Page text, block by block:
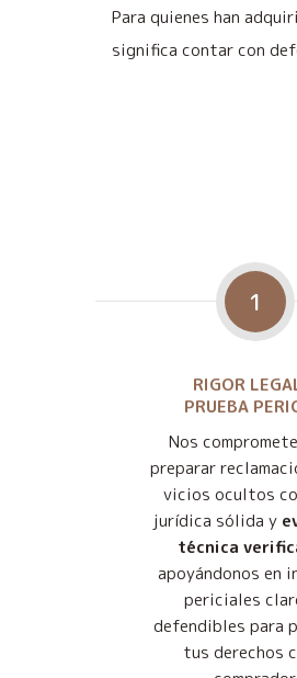
Para quienes han
significa contar con
1
RIGOR
PRUEBA
Nos
preparar
vicios ocultos
jurídica sólida y
técnica
apoyándonos en
periciales
defendibles para
tus derechos